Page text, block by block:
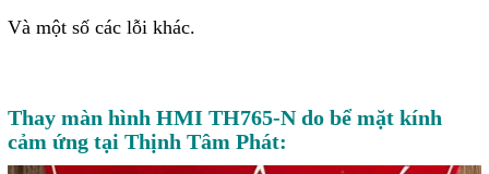
Và một số các lỗi khác.
Thay màn hình HMI TH765-N do bể mặt kính
cảm ứng tại Thịnh Tâm Phát:
Thiết kế tủ điện công nghiệp
Sửa chữa biến tần